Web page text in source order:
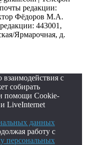
редакции:
Фёдоров М.А.
443001,
Ярмарочная, д.
с
собирать
помощи Cookie-
LiveInternet
данных
работу с
персональных